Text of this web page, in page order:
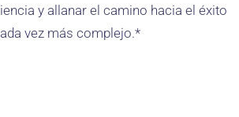
y allanar el camino hacia el éxito
vez más complejo.*